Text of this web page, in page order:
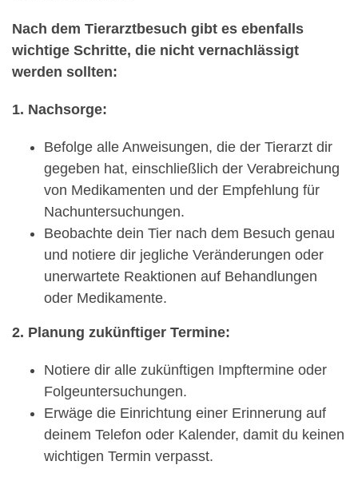
Nach dem Tierarztbesuch gibt es ebenfalls
wichtige Schritte, die nicht vernachlässigt
werden sollten:
1. Nachsorge:
Befolge alle Anweisungen, die der Tierarzt dir
gegeben hat, einschließlich der Verabreichung
von Medikamenten und der Empfehlung für
Nachuntersuchungen.
Beobachte dein Tier nach dem Besuch genau
und notiere dir jegliche Veränderungen oder
unerwartete Reaktionen auf Behandlungen
oder Medikamente.
2. Planung zukünftiger Termine:
Notiere dir alle zukünftigen Impftermine oder
Folgeuntersuchungen.
Erwäge die Einrichtung einer Erinnerung auf
deinem Telefon oder Kalender, damit du keinen
wichtigen Termin verpasst.